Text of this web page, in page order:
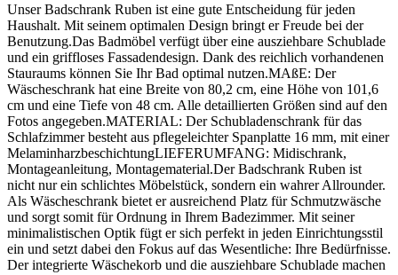
Unser Badschrank Ruben ist eine gute Entscheidung für jeden
Haushalt. Mit seinem optimalen Design bringt er Freude bei der
Benutzung.Das Badmöbel verfügt über eine ausziehbare Schublade
und ein griffloses Fassadendesign. Dank des reichlich vorhandenen
Stauraums können Sie Ihr Bad optimal nutzen.MAßE: Der
Wäscheschrank hat eine Breite von 80,2 cm, eine Höhe von 101,6
cm und eine Tiefe von 48 cm. Alle detaillierten Größen sind auf den
Fotos angegeben.MATERIAL: Der Schubladenschrank für das
Schlafzimmer besteht aus pflegeleichter Spanplatte 16 mm, mit einer
MelaminharzbeschichtungLIEFERUMFANG: Midischrank,
Montageanleitung, Montagematerial.Der Badschrank Ruben ist
nicht nur ein schlichtes Möbelstück, sondern ein wahrer Allrounder.
Als Wäscheschrank bietet er ausreichend Platz für Schmutzwäsche
und sorgt somit für Ordnung in Ihrem Badezimmer. Mit seiner
minimalistischen Optik fügt er sich perfekt in jeden Einrichtungsstil
ein und setzt dabei den Fokus auf das Wesentliche: Ihre Bedürfnisse.
Der integrierte Wäschekorb und die ausziehbare Schublade machen